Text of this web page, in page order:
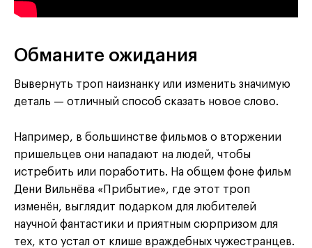
Обманите ожидания
Вывернуть троп наизнанку или изменить значимую
деталь — отличный способ сказать новое слово.
Например, в большинстве фильмов о вторжении
пришельцев они нападают на людей, чтобы
истребить или поработить. На общем фоне фильм
Дени Вильнёва «Прибытие», где этот троп
изменён, выглядит подарком для любителей
научной фантастики и приятным сюрпризом для
тех, кто устал от клише враждебных чужестранцев.